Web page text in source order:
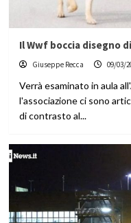
Il Wwf boccia disegno
Giuseppe Recca 09/03/
Verrà esaminato in aula
l'associazione ci sono
di contrasto al...